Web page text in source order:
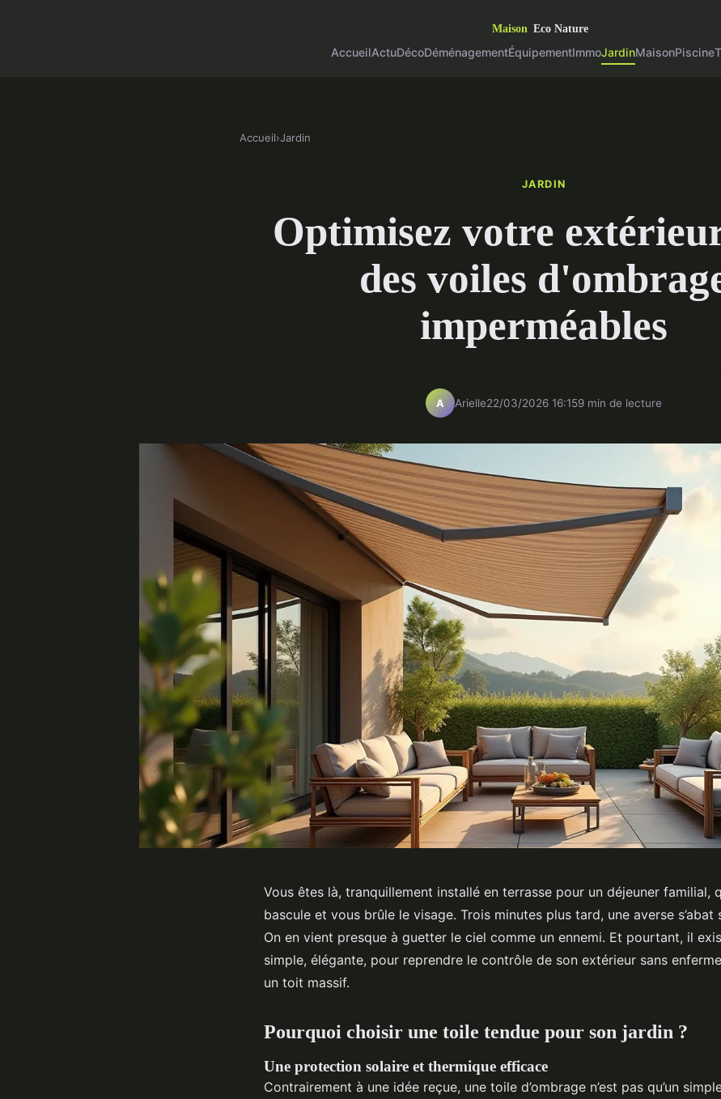
AccueilActuDécoDéménagementÉquipementImmoJardinMaisonPiscine
Accueil›Jardin
JARDIN
Optimisez votre
des voiles
imperméables
A Arielle22/03/2026 16:159 min de lecture
Vous êtes là, tranquillement installé en terrasse pour un déjeuner familial,
bascule et vous brûle le visage. Trois minutes plus tard, une averse s’abat
On en vient presque à guetter le ciel comme un ennemi. Et pourtant, il
simple, élégante, pour reprendre le contrôle de son extérieur sans
un toit massif.
Pourquoi choisir une toile tendue pour son jardin ?
Une protection solaire et thermique efficace
Contrairement à une idée reçue, une toile d’ombrage n’est pas qu’un